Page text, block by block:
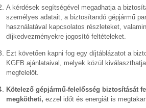
A kérdések segítségével megadhatja a
személyes adatait, a biztosítandó gépjármű
használatával kapcsolatos részleteket,
díjkedvezményekre jogosító feltételeket.
Ezt követően kapni fog egy díjtáblázatot a
KGFB ajánlataival, melyek közül
megfelelőt.
Kötelező gépjármű-felelősség biztosítását
megkötheti, ezzel időt és energiát is